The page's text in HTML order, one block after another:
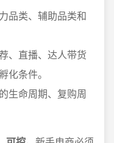
品类、辅助品类和
、直播、达人带货
化条件。
生命周期、复购周